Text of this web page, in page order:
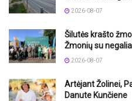
2026-08-07
Šilutės krašto
Žmonių su
2026-08-07
Artėjant Žolinei,
Danute Kunčiene